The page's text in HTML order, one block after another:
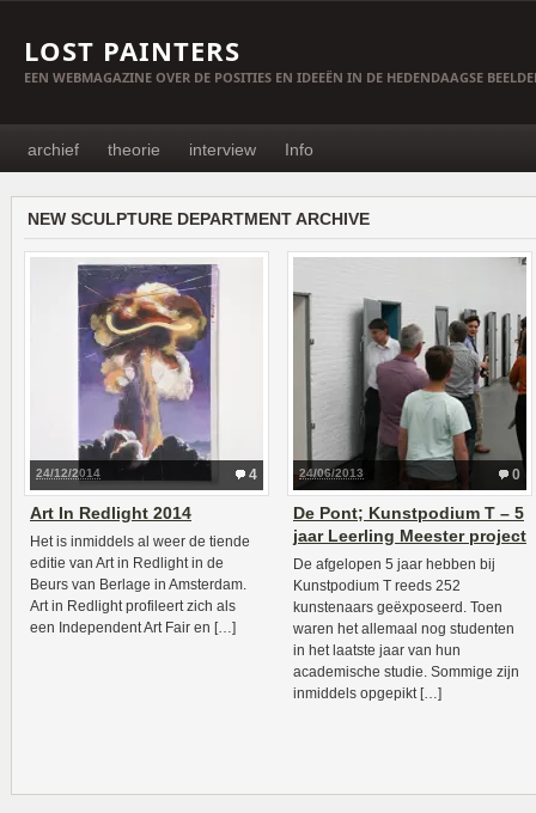
LOST PAINTERS
EEN WEBMAGAZINE OVER DE POSITIES EN IDEEËN IN DE HEDENDAAGSE
archief theorie interview Info
NEW SCULPTURE DEPARTMENT ARCHIVE
4
24/12/2014
Art In Redlight 2014
Het is inmiddels al weer de tiende
editie van Art in Redlight in de
Beurs van Berlage in Amsterdam.
Art in Redlight profileert zich als
een Independent Art Fair en […]
0
24/06/2013
De Pont; Kunstpodium T – 5
jaar Leerling Meester project
De afgelopen 5 jaar hebben bij
Kunstpodium T reeds 252
kunstenaars geëxposeerd. Toen
waren het allemaal nog studenten
in het laatste jaar van hun
academische studie. Sommige zijn
inmiddels opgepikt […]